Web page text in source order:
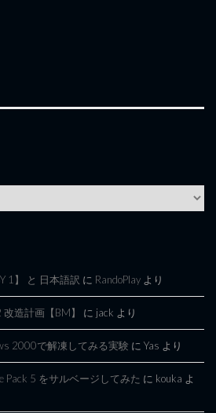
1】 と 日本語訳 に RandoPlay より
造計画【BM】 に jack より
2000で解凍してみる実験 に Yas より
Pack 5 をサルベージしてみた に kouka よ